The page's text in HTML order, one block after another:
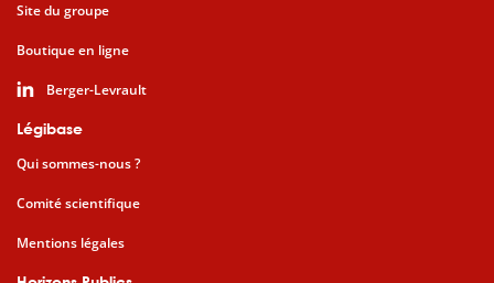
Site du groupe
Boutique en ligne
Berger-Levrault
Légibase
Qui sommes-nous ?
Comité scientifique
Mentions légales